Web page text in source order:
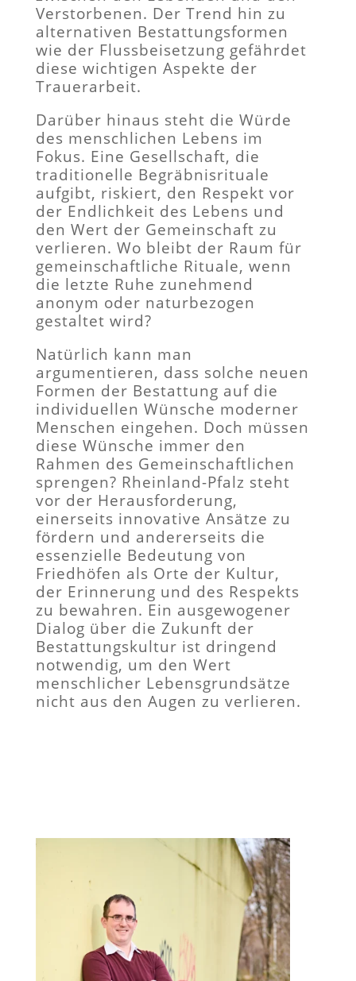
Verstorbenen. Der Trend hin zu
alternativen Bestattungsformen
wie der Flussbeisetzung gefährdet
diese wichtigen Aspekte der
Trauerarbeit.
Darüber hinaus steht die Würde
des menschlichen Lebens im
Fokus. Eine Gesellschaft, die
traditionelle Begräbnisrituale
aufgibt, riskiert, den Respekt vor
der Endlichkeit des Lebens und
den Wert der Gemeinschaft zu
verlieren. Wo bleibt der Raum für
gemeinschaftliche Rituale, wenn
die letzte Ruhe zunehmend
anonym oder naturbezogen
gestaltet wird?
Natürlich kann man
argumentieren, dass solche neuen
Formen der Bestattung auf die
individuellen Wünsche moderner
Menschen eingehen. Doch müssen
diese Wünsche immer den
Rahmen des Gemeinschaftlichen
sprengen? Rheinland-Pfalz steht
vor der Herausforderung,
einerseits innovative Ansätze zu
fördern und andererseits die
essenzielle Bedeutung von
Friedhöfen als Orte der Kultur,
der Erinnerung und des Respekts
zu bewahren. Ein ausgewogener
Dialog über die Zukunft der
Bestattungskultur ist dringend
notwendig, um den Wert
menschlicher Lebensgrundsätze
nicht aus den Augen zu verlieren.